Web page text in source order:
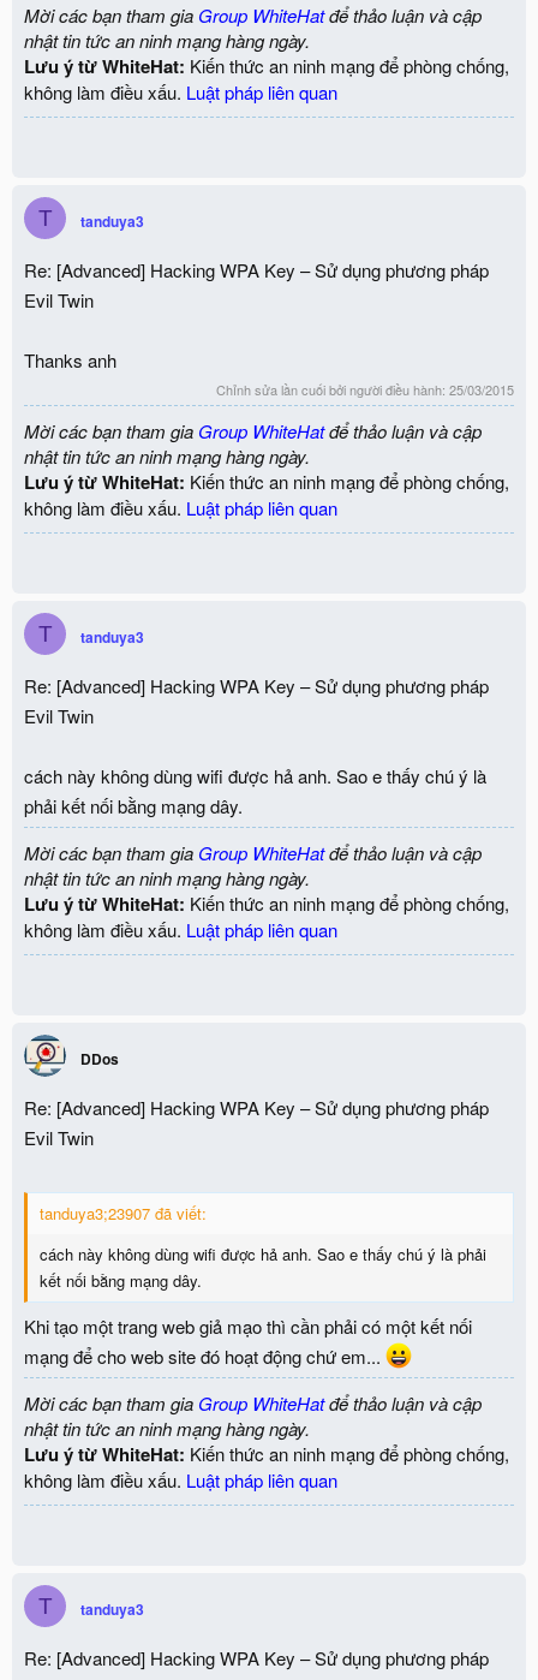
Mời các bạn tham gia Group WhiteHatđể thảo luận và cập
nhật tin tức an ninh mạng hàng ngày.
Lưu ý từ WhiteHat: Kiến thức an ninh mạng để phòng chống,
không làm điều xấu. Luật pháp liên quan
T tanduya3
Re: [Advanced] Hacking WPA Key – Sử dụng phương pháp
Evil Twin
Thanks anh
Chỉnh sửa lần cuối bởi người điều hành: 25/03/2015
Mời các bạn tham gia Group WhiteHatđể thảo luận và cập
nhật tin tức an ninh mạng hàng ngày.
Lưu ý từ WhiteHat: Kiến thức an ninh mạng để phòng chống,
không làm điều xấu. Luật pháp liên quan
T tanduya3
Re: [Advanced] Hacking WPA Key – Sử dụng phương pháp
Evil Twin
cách này không dùng wifi được hả anh. Sao e thấy chú ý là
phải kết nối bằng mạng dây.
Mời các bạn tham gia Group WhiteHatđể thảo luận và cập
nhật tin tức an ninh mạng hàng ngày.
Lưu ý từ WhiteHat: Kiến thức an ninh mạng để phòng chống,
không làm điều xấu. Luật pháp liên quan
DDos
Re: [Advanced] Hacking WPA Key – Sử dụng phương pháp
Evil Twin
tanduya3;23907 đã viết:
cách này không dùng wifi được hả anh. Sao e thấy chú ý là phải
kết nối bằng mạng dây.
Khi tạo một trang web giả mạo thì cần phải có một kết nối
mạng để cho web site đó hoạt động chứ em...
Mời các bạn tham gia Group WhiteHatđể thảo luận và cập
nhật tin tức an ninh mạng hàng ngày.
Lưu ý từ WhiteHat: Kiến thức an ninh mạng để phòng chống,
không làm điều xấu. Luật pháp liên quan
T tanduya3
Re: [Advanced] Hacking WPA Key – Sử dụng phương pháp